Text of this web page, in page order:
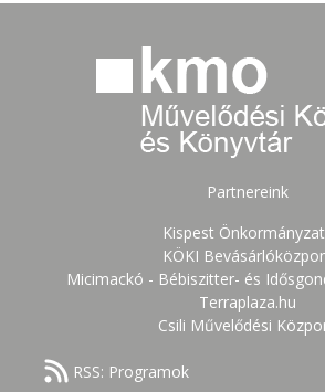
Partnereink
Kispest
KÖKI
Micimackó - Bébiszitter- és
Terraplaza.hu
Csili Művelődési
RSS: Programok